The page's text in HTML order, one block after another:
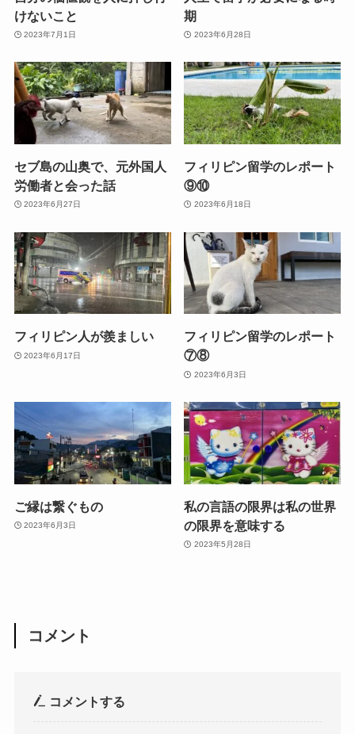
けないこと
2023年7月1日
期
2023年6月28日
セブ島の山奥で、元外国人
労働者と会った話
2023年6月27日
フィリピン留学のレポート
⑨⑩
2023年6月18日
フィリピン人が羨ましい
2023年6月17日
フィリピン留学のレポート
⑦⑧
2023年6月3日
ご縁は繋ぐもの
2023年6月3日
私の言語の限界は私の世界
の限界を意味する
2023年5月28日
コメント
コメントする